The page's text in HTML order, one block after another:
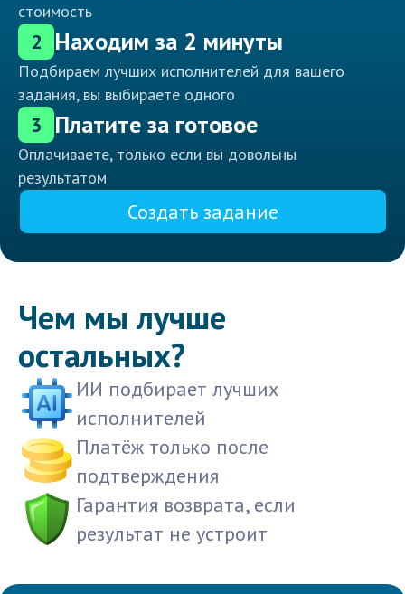
стоимость
2 Находим за 2 минуты
Подбираем лучших исполнителей для вашего
задания, вы выбираете одного
3 Платите за готовое
Оплачиваете, только если вы довольны
результатом
Создать задание
Чем мы лучше
остальных?
ИИ подбирает лучших
исполнителей
Платёж только после
подтверждения
Гарантия возврата, если
результат не устроит